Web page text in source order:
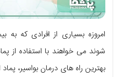
امروزه بسیاری از افرادی که
شوند می خواهند با استفاده از
بهترین راه های درمان بواسیر،